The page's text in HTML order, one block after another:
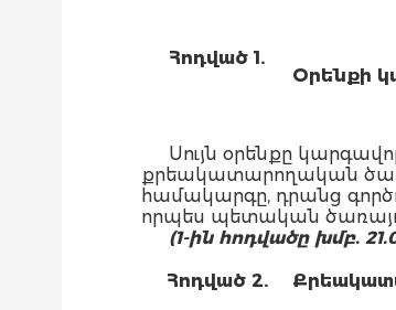
Հոդված 1.
Օրենքի
Սույն օրենքը
քրեակատարողական
համակարգը, դրանց
որպես պետական
(1-ին հոդվածը խմբ.
Հոդված 2.